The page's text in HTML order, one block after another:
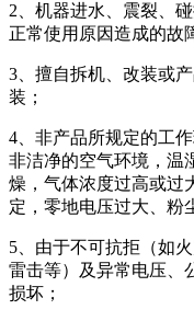
2、机器进水、震裂、
正常使用原因造成的故
3、擅自拆机、改装或
装；
4、非产品所规定的工
非洁净的空气环境，温
燥，气体浓度过高或过
定，零地电压过大、粉
5、由于不可抗拒（如
雷击等）及异常电压、
损坏；